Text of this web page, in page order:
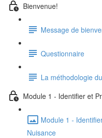
Bienvenue!
Message de
Questionnaire
La méthodologie
Module 1 - Identifier et
Module 1 -
Nuisance